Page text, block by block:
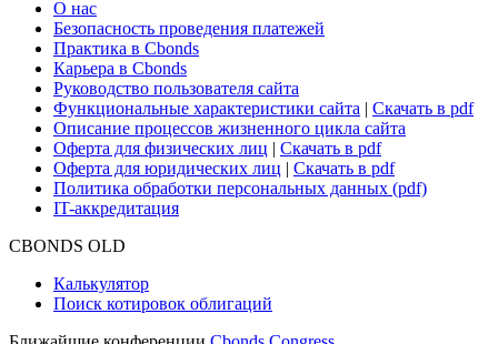
Поддержка
Для клиентов
О нас
Безопасность проведения платежей
Практика в Cbonds
Карьера в Cbonds
Руководство пользователя сайта
Функциональные характеристики сайта|Скачать в pdf
Описание процессов жизненного цикла сайта
Оферта для юридических лиц
IT-аккредитация